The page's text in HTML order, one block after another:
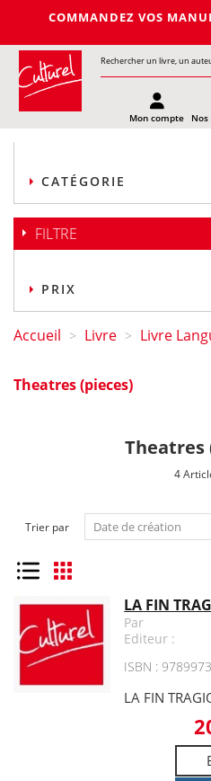
COMMANDEZ VOS
Mon compte
CATÉGORIE
FILTRE
PRIX
Accueil > Livre > Livre
Theatres (pieces)
Theatres
4
Trier par
Liste Grille
LA FIN
Par
Editeur :
ISBN :
LA FIN